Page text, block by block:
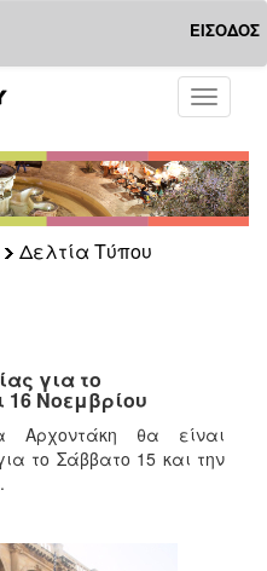
ΕΙΣΟΔΟΣ
Toggle
Δελτία Τύπου
για το
16 Νοεμβρίου
Αρχοντάκη θα είναι
το Σάββατο 15 και την